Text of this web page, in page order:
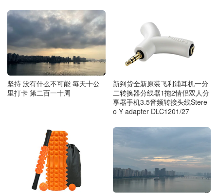
坚持 没有什么不可能 毎天十公
里打卡 第二百一十周
新到货全新原装飞利浦耳机一分
二转换器分线器1拖2情侣双人分
享器手机3.5音频转接头线Stere
o Y adapter DLC1201/27